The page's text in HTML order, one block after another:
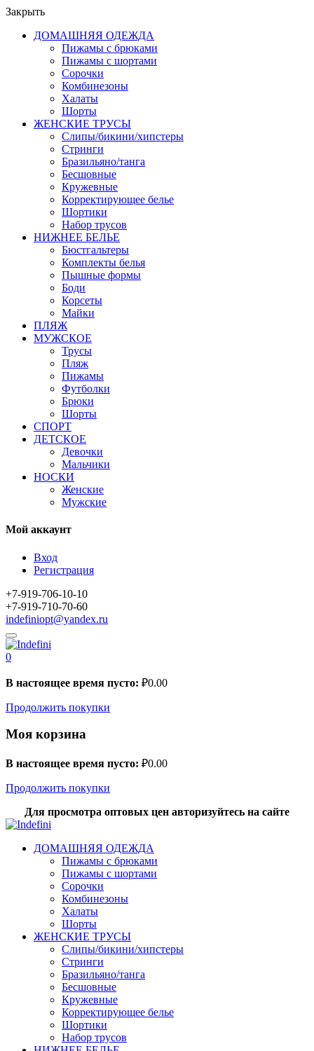
Закрыть
ДОМАШНЯЯ ОДЕЖДА
Пижамы с брюками
Пижамы с шортами
Сорочки
Комбинезоны
Халаты
Шорты
ЖЕНСКИЕ ТРУСЫ
Слипы/бикини/хипстеры
Стринги
Бразильяно/танга
Бесшовные
Кружевные
Корректирующее белье
Шортики
Набор трусов
НИЖНЕЕ БЕЛЬЕ
Бюстгальтеры
Комплекты белья
Пышные формы
Боди
Корсеты
Майки
ПЛЯЖ
МУЖСКОЕ
Трусы
Пляж
Пижамы
Футболки
Брюки
Шорты
СПОРТ
ДЕТСКОЕ
Девочки
Мальчики
НОСКИ
Женские
Мужские
Мой аккаунт
Вход
Регистрация
+7-919-706-10-10
+7-919-710-70-60
indefiniopt@yandex.ru
0
В настоящее время пусто: ₽0.00
Продолжить покупки
Моя корзина
В настоящее время пусто: ₽0.00
Продолжить покупки
Для просмотра оптовых цен авторизуйтесь на сайте
ДОМАШНЯЯ ОДЕЖДА
Пижамы с брюками
Пижамы с шортами
Сорочки
Комбинезоны
Халаты
Шорты
ЖЕНСКИЕ ТРУСЫ
Слипы/бикини/хипстеры
Стринги
Бразильяно/танга
Бесшовные
Кружевные
Корректирующее белье
Шортики
Набор трусов